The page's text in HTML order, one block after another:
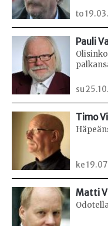
to
Pauli
su
Timo
ke
Matti